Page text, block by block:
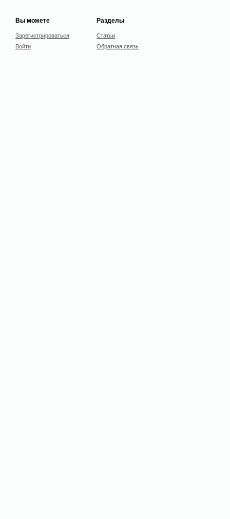
Вы можете
Зарегистрироваться
Войти
Разделы
Статьи
Обратная связь